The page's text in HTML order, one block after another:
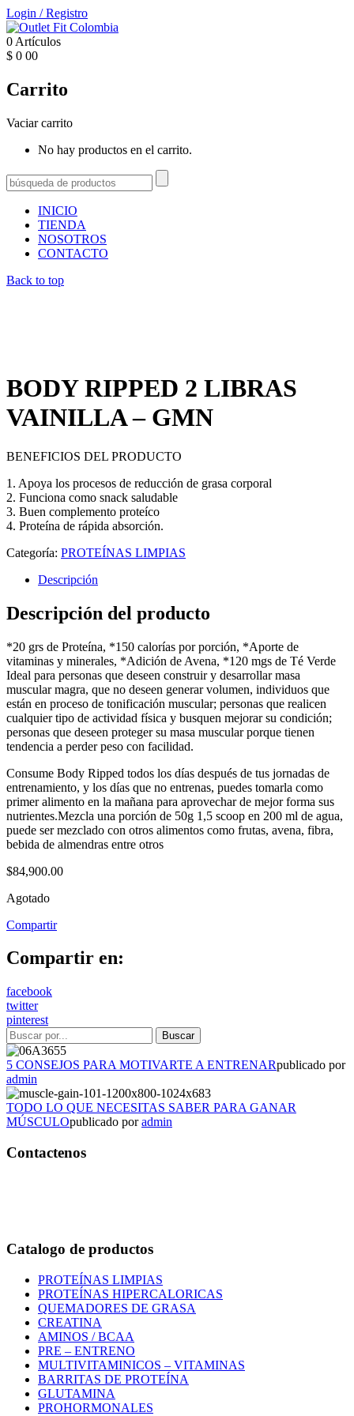
Login /Registro
0 Artículos
$ 0 00
Carrito
Vaciar carrito
No hay productos en el carrito.
INICIO
TIENDA
NOSOTROS
CONTACTO
Back to top
BODY RIPPED 2 LIBRAS
VAINILLA – GMN
BENEFICIOS DEL PRODUCTO
1. Apoya los procesos de reducción de grasa corporal
2. Funciona como snack saludable
3. Buen complemento proteíco
4. Proteína de rápida absorción.
Categoría: PROTEÍNAS LIMPIAS
Descripción
Descripción del producto
*20 grs de Proteína, *150 calorías por porción, *Aporte de
vitaminas y minerales, *Adición de Avena, *120 mgs de Té Verde
Ideal para personas que deseen construir y desarrollar masa
muscular magra, que no deseen generar volumen, individuos que
están en proceso de tonificación muscular; personas que realicen
cualquier tipo de actividad física y busquen mejorar su condición;
personas que deseen proteger su masa muscular porque tienen
tendencia a perder peso con facilidad.
Consume Body Ripped todos los días después de tus jornadas de
entrenamiento, y los días que no entrenas, puedes tomarla como
primer alimento en la mañana para aprovechar de mejor forma sus
nutrientes.Mezcla una porción de 50g 1,5 scoop en 200 ml de agua,
puede ser mezclado con otros alimentos como frutas, avena, fibra,
bebida de almendras entre otros
$84,900.00
Agotado
Compartir
Compartir en:
facebook
twitter
pinterest
5 CONSEJOS PARA MOTIVARTE A ENTRENARpublicado por
admin
TODO LO QUE NECESITAS SABER PARA GANAR
MÚSCULOpublicado poradmin
Contactenos
Catalogo de productos
PROTEÍNAS LIMPIAS
PROTEÍNAS HIPERCALORICAS
QUEMADORES DE GRASA
CREATINA
AMINOS / BCAA
PRE – ENTRENO
MULTIVITAMINICOS – VITAMINAS
BARRITAS DE PROTEÍNA
GLUTAMINA
PROHORMONALES